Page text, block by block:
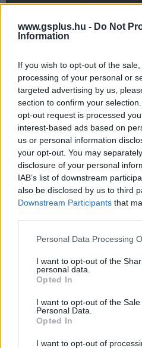
www.gsplus.hu - Do Not
Information
If you wish to opt-out of the
processing of your personal or
targeted advertising by us,
section to confirm your
opt-out request is processed
interest-based ads based on
us or personal information
your opt-out. You may
disclosure of your personal
IAB’s list of downstream
also be disclosed by us to third
Downstream Participants that
Please note that this website/
not limited to your visit or usage
grant or deny consent to
use your data for below
consent section.
Personal Data Processing
I want to opt-out of the
personal data.
Opted In
I want to opt-out of the
Personal Data.
Opted In
I want to opt-out of
AMI NEM
Beállítási
Sürgős
Gamescom
Battlefront 2